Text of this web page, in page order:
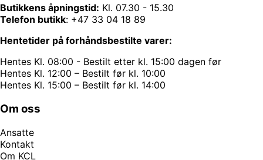
Butikkens åpningstid: Kl. 07.30 - 15.30
Telefon butikk: +47 33 04 18 89
Hentetider på forhåndsbestilte varer:
Hentes Kl. 08:00 - Bestilt etter kl. 15:00 dagen før
Hentes Kl. 12:00 – Bestilt før kl. 10:00
Hentes Kl. 15:00 – Bestilt før kl. 14:00
Om oss
Ansatte
Kontakt
Om KCL